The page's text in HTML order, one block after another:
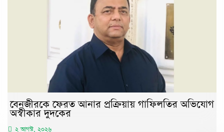
বেনজীরকে ফেরত আনার প্রক্রিয়ায় গাফিলতির অভিযোগ
অস্বীকার দুদকের
২ আগস্ট, ২০২৬